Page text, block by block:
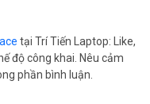
tại Trí Tiến Laptop: Like,
độ công khai. Nêu cảm
phần bình luận.